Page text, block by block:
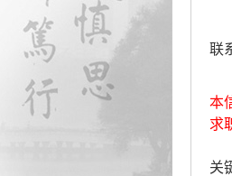
联
本
求
关